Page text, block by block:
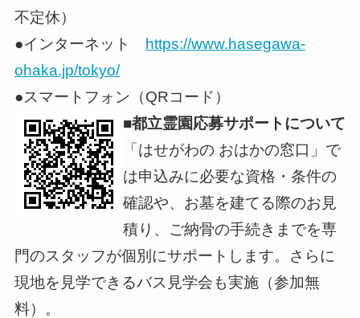
不定休）
●インターネット https://www.hasegawa-
ohaka.jp/tokyo/
●スマートフォン（QRコード）
■都立霊園応募サポートについて
「はせがわの おはかの窓口」で
は申込みに必要な資格・条件の
確認や、お墓を建てる際のお見
積り、ご納骨の手続きまでを専
門のスタッフが個別にサポートします。さらに
現地を見学できるバス見学会も実施（参加無
料）。